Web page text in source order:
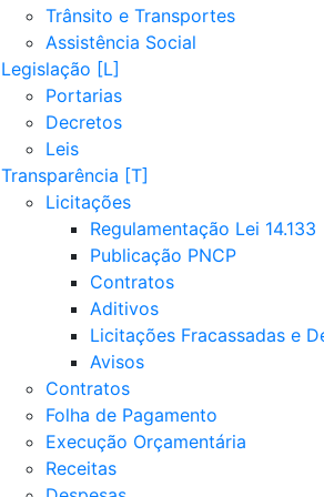
Trânsito e Transportes
Assistência Social
Legislação
Portarias
Decretos
Leis
Transparência
Licitações
Regulamentação Lei 14.133
Publicação PNCP
Contratos
Aditivos
Licitações Fracassadas e
Avisos
Contratos
Folha de Pagamento
Execução Orçamentária
Receitas